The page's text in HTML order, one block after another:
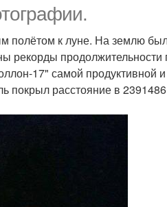
полётом к луне. На землю
рекорды
17" самой продуктивной и
покрыл расстояние в